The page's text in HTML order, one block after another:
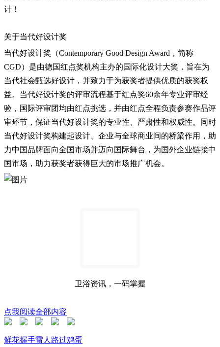
计！
关于当代好设计奖
当代好设计奖（Contemporary Good Design Award，简称
CGD）是由德国红点奖机构主办的国际化设计大奖，旨在为
当代社会甄选好设计，并致力于为获奖者提供优质的获奖权
益。当代好设计奖的评审流程基于红点奖60余年专业评审经
验，国际评审团均由红点挑选，并由红点全程负责参赛作品评
审环节，保证当代好设计奖的专业性、严肃性和权威性。同时
当代好设计奖构建起设计、企业与全球商业间的桥梁作用，助
力中国品牌面向全国市场并迈向国际舞台，为国外企业链接中
国市场，助力获奖者获得巨大的市场推广机会。
卫浴资讯，一码掌握
点我阅读全部内容
鲜花握手雷人 路过鸡蛋